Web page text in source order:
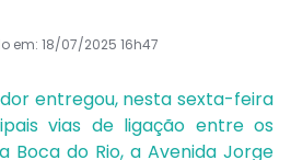
em: 18/07/2025 16h47
entregou, nesta sexta-feira
vias de ligação entre os
Boca do Rio, a Avenida Jorge